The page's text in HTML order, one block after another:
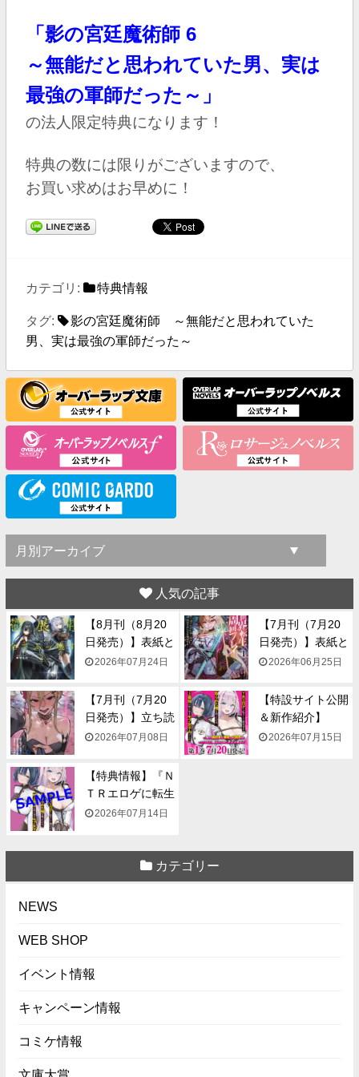
「影の宮廷魔術師 6
～無能だと思われていた男、実は
最強の軍師だった～ 」
の法人限定特典になります！
特典の数には限りがございますので、
お買い求めはお早めに！
カテゴリ: 特典情報
タグ:
影の宮廷魔術師 ～無能だと思われていた
男、実は最強の軍師だった～
人気の記事
【8月刊（8月20
日発売）】表紙と
一...2026年07月24日
【7月刊（7月20
日発売）】表紙と
一...2026年06月25日
【7月刊（7月20
日発売）】立ち読
み...2026年07月08日
【特設サイト公開
＆新作紹介】
『NTR...
2026年07月15日
【特典情報】『Ｎ
ＴＲエロゲに転生
して...
2026年07月14日
カテゴリー
NEWS
WEB SHOP
イベント情報
キャンペーン情報
コミケ情報